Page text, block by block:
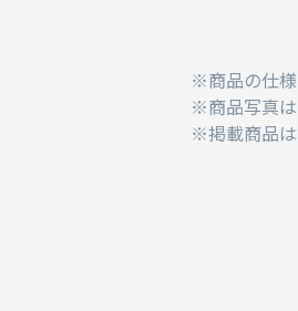
商品の仕
商品写真
掲載商品